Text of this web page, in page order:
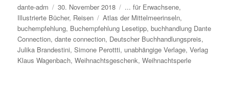
Autor
dante-adm
Veröffentlicht
am
30. November 2018 Kategorien
... für Erwachsene,
Illustrierte Bücher, Reisen Schlagwörter
Atlas der Mittelmeerinseln,
buchempfehlung, Buchempfehlung Lesetipp,buchhandlung Dante
Connection,dante connection, Deutscher Buchhandlungspreis,
Julika Brandestini,Simone Perottti, unabhängige Verlage,Verlag
Klaus Wagenbach,Weihnachtsgeschenk,Weihnachtsperle